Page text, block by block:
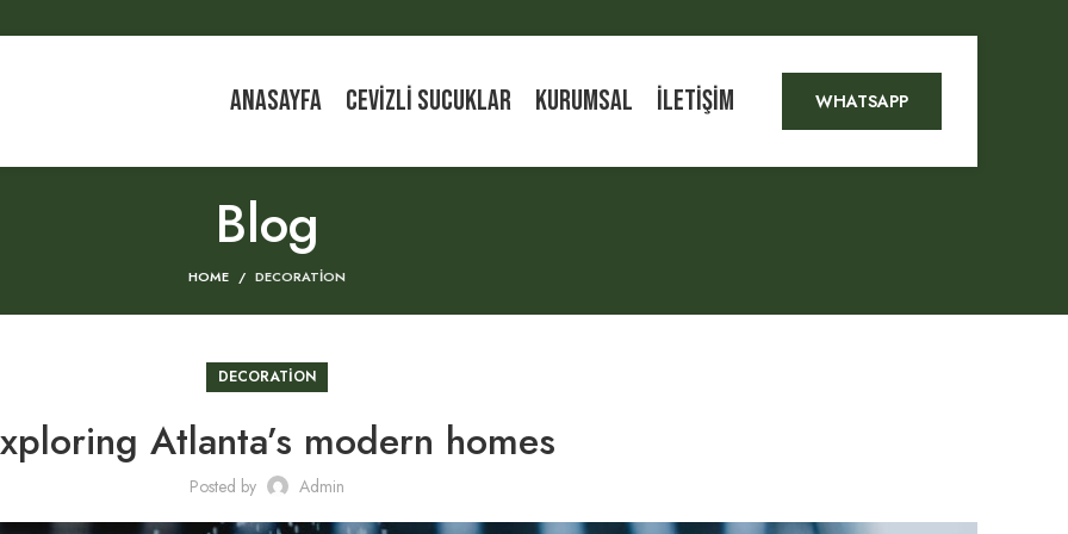
ANASAYFA CEVIZLI SUCUKLAR KURUMSAL İLETIŞIM WHATSAPP
Blog
HOME DECORATION
DECORATION
Atlanta’s modern homes
Posted by Admin